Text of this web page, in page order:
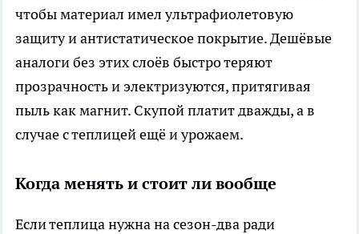
чтобы материал имел ультрафиолетовую
защиту и антистатическое покрытие. Дешёвые
аналоги без этих слоёв быстро теряют
прозрачность и электризуются, притягивая
пыль как магнит. Скупой платит дважды, а в
случае с теплицей ещё и урожаем.
Когда менять и стоит ли вообще
Если теплица нужна на сезон-два ради